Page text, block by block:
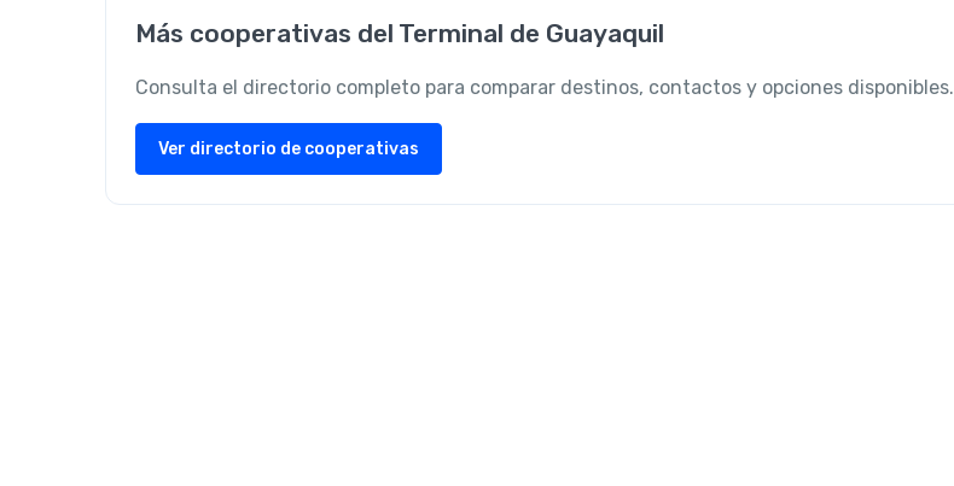
Más cooperativas del Terminal de Guayaquil
Consulta el directorio completo para comparar destinos, contactos y opciones disponibles.
Ver directorio de cooperativas